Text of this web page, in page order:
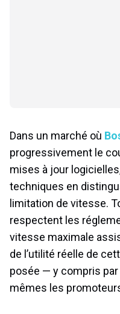
Dans un marché où
progressivement le
mises à jour
techniques en
limitation de vitesse.
respectent les
vitesse maximale
de l’utilité réelle de
posée — y compris
mêmes les